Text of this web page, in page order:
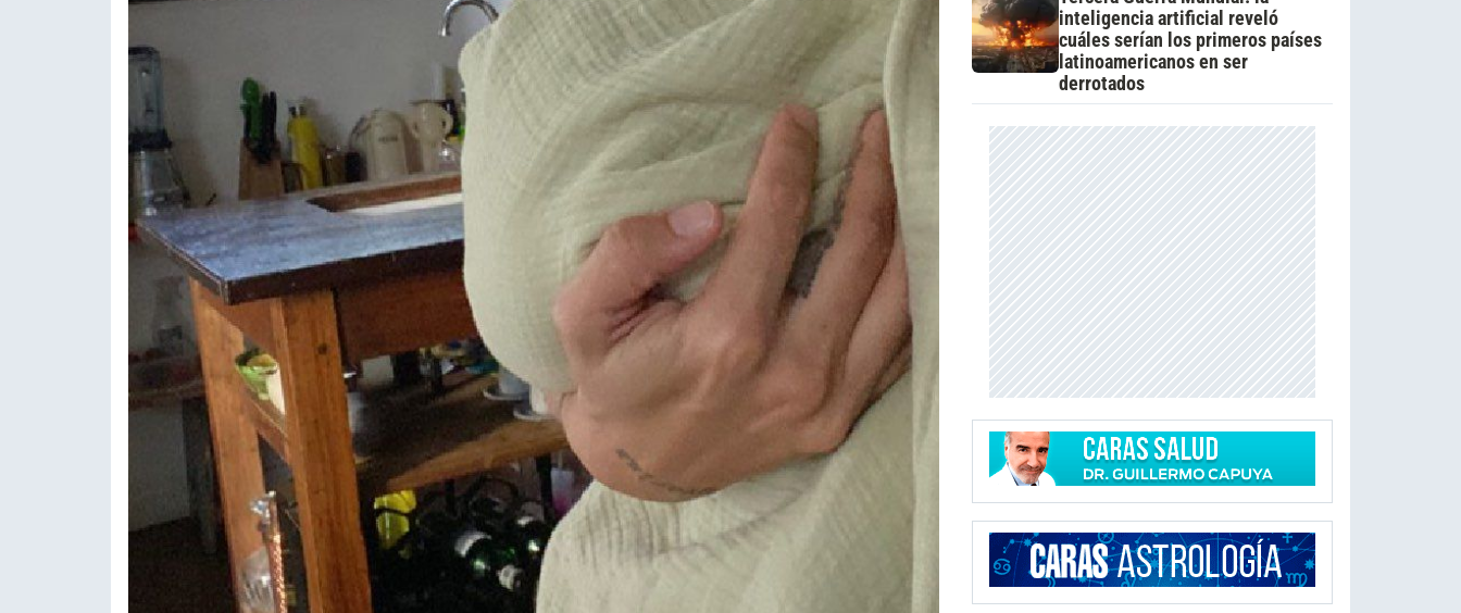
inteligencia artificial reveló
cuáles serían los primeros países
latinoamericanos en ser
derrotados